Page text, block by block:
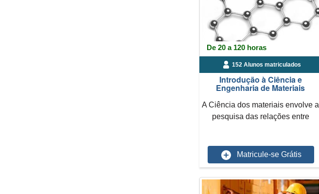
De 20 a 120 horas
152 Alunos matriculados
Introdução à Ciência e
Engenharia de Materiais
A Ciência dos materiais envolve a
pesquisa das relações entre
Matricule-se Grátis